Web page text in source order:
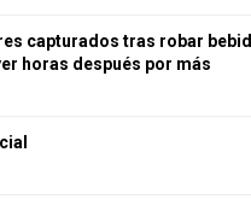
capturados tras robar
horas después por más